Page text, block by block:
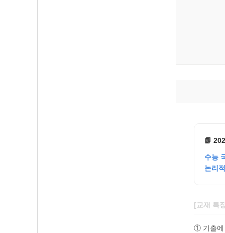
📗
수능
논리
[교재 특
① 기출에